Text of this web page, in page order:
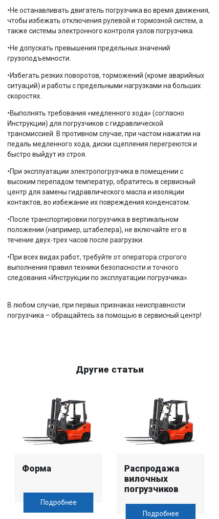
•Не останавливать двигатель погрузчика во время движения,
чтобы избежать отключения рулевой и тормозной систем, а
также системы электронного контроля узлов погрузчика.
•Не допускать превышения предельных значений
грузоподъемности.
•Избегать резких поворотов, торможений (кроме аварийных
ситуаций) и работы с предельными нагрузками на больших
скоростях.
•Выполнять требования «медленного хода» (согласно
Инструкции) для погрузчиков с гидравлической
трансмиссией. В противном случае, при частом нажатии на
педаль медленного хода, диски сцепления перегреются и
быстро выйдут из строя.
•При эксплуатации электропогрузчика в помещении с
высоким перепадом температур, обратитесь в сервисный
центр для замены гидравлического масла и изоляции
контактов, во избежание их повреждения конденсатом.
•После транспортировки погрузчика в вертикальном
положении (например, штабелера), не включайте его в
течение двух-трех часов после разгрузки.
•При всех видах работ, требуйте от оператора строгого
выполнения правил техники безопасности и точного
следования «Инструкции по эксплуатации погрузчика».
В любом случае, при первых признаках неисправности
погрузчика – обращайтесь за помощью в сервисный центр!
Другие статьи
Форма
Подробнее
Распродажа
вилочных
погрузчиков
Подробнее